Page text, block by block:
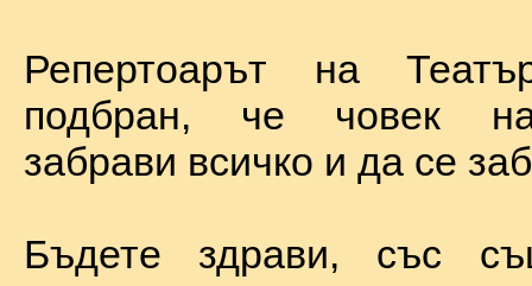
Репертоарът на
подбран, че човек
забрави всичко и да се
Бъдете здрави, със